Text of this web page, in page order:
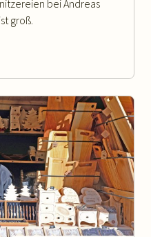
bei Andreas
groß.